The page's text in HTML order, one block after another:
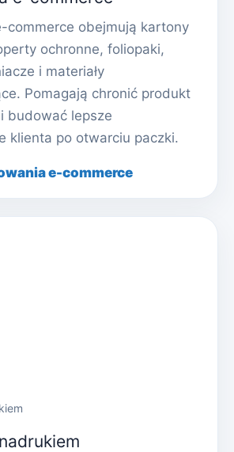
commerce obejmują kartony
ochronne, foliopaki,
i materiały
Pomagają chronić produkt
budować lepsze
klienta po otwarciu paczki.
e-commerce